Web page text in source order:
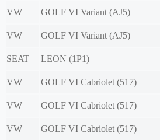
VW
GOLF VI Variant (AJ5)
VW
GOLF VI Variant (AJ5)
SEAT
LEON (1P1)
VW
GOLF VI Cabriolet (517)
VW
GOLF VI Cabriolet (517)
VW
GOLF VI Cabriolet (517)